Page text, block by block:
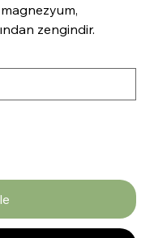
zengindir.